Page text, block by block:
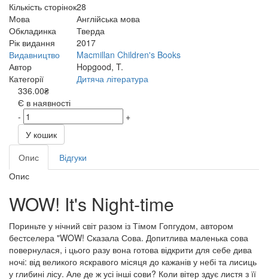
Кількість сторінок28
Мова
Англійська мова
Обкладинка
Тверда
Рік видання
2017
Видавництво
Macmillan Children's Books
Автор
Hopgood, T.
Категорії
Дитяча література
336.00₴
Є в наявності
-
+
У кошик
Опис
Відгуки
Опис
WOW! It's Night-time
Пориньте у нічний світ разом із Тімом Гопгудом, автором
бестселера "WOW! Сказала Сова. Допитлива маленька сова
повернулася, і цього разу вона готова відкрити для себе дива
ночі: від великого яскравого місяця до кажанів у небі та лисиць
у глибині лісу. Але де ж усі інші сови? Коли вітер здує листя з її